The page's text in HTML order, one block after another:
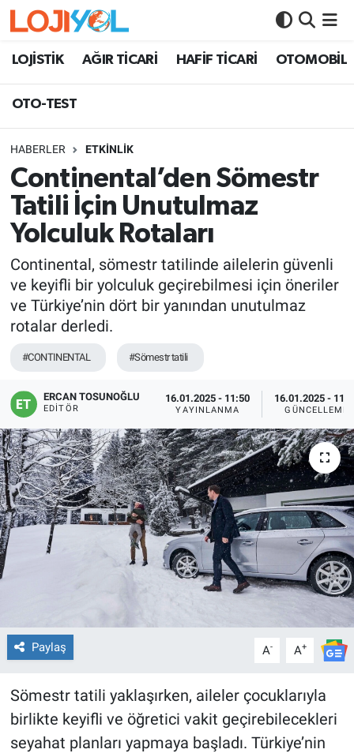
LOJİSTİK AĞIR TİCARİ HAFİF TİCARİ OTOMOBİL
OTO-TEST
HABERLER ETKİNLİK
Continental’den Sömestr
Tatili İçin Unutulmaz
Yolculuk Rotaları
Continental, sömestr tatilinde ailelerin güvenli
ve keyifli bir yolculuk geçirebilmesi için öneriler
ve Türkiye’nin dört bir yanından unutulmaz
rotalar derledi.
#CONTINENTAL #Sömestr tatili
ERCAN TOSUNOĞLU
EDITÖR
16.01.2025 - 11:50
YAYINLANMA
16.01.2025 -
GÜNCELLEME
Paylaş A- A+
Sömestr tatili yaklaşırken, aileler çocuklarıyla
birlikte keyifli ve öğretici vakit geçirebilecekleri
seyahat planları yapmaya başladı. Türkiye’nin
OTO-TEST